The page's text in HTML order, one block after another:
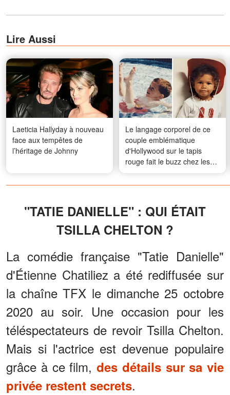
Lire Aussi
Laeticia Hallyday à nouveau
face aux tempêtes de
l’héritage de Johnny
Le langage corporel de ce
couple emblématique
d'Hollywood sur le tapis
rouge fait le buzz chez les
fans — Des photos de leur
enfance à aujourd'hui
"TATIE DANIELLE" : QUI ÉTAIT
TSILLA CHELTON ?
La comédie française "Tatie Danielle"
d'Étienne Chatiliez a été rediffusée sur
la chaîne TFX le dimanche 25 octobre
2020 au soir. Une occasion pour les
téléspectateurs de revoir Tsilla Chelton.
Mais si l'actrice est devenue populaire
grâce à ce film, des détails sur sa vie
privée restent secrets.